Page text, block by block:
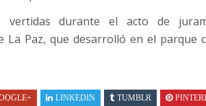
vertidas durante el acto de
La Paz, que desarrolló en el parque
LINKEDIN TUMBLR